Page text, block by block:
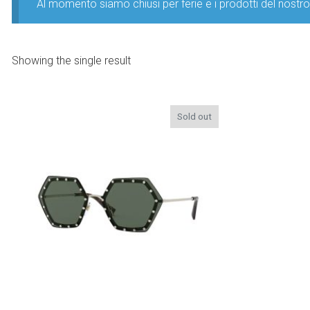
Al momento siamo chiusi per ferie e i prodotti del
Showing the single result
Sold out